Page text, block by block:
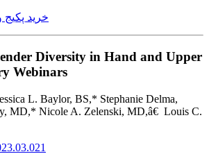
خرید پکیج
Diversity in Hand and Upper
Webinars
L. Baylor, BS,* Stephanie Delma,
MD,* Nicole A. Zelenski, MD,â€ Louis C.